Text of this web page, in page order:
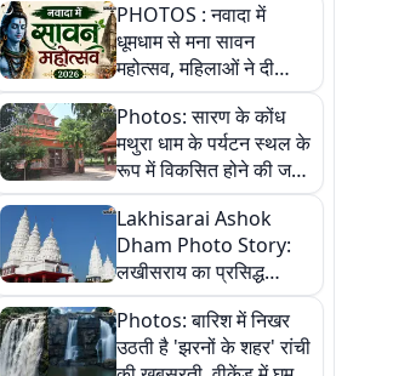
PHOTOS : नवादा में
धूमधाम से मना सावन
महोत्सव, महिलाओं ने दी
सांस्कृतिक प्रस्तुतियां
Photos: सारण के कोंध
मथुरा धाम के पर्यटन स्थल के
रूप में विकसित होने की जगी
आस, 9 तस्वीरों में देखें पूरी
कहानी
Lakhisarai Ashok
Dham Photo Story:
लखीसराय का प्रसिद्ध
अशोक धाम—आस्था,
श्रृंगार, अनुष्ठान और
अलौकिक संध्या आरती के
Photos: बारिश में निखर
उठती है 'झरनों के शहर' रांची